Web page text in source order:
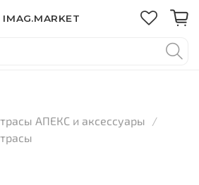
IMAG.MARKET
АПЕКС и аксессуары